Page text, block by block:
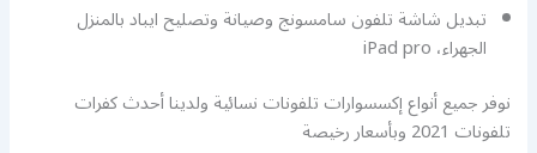
تبديل شاشة تلفون سامسونج وصيانة وتصليح ايباد بالمنزل
الجهراء، iPad pro
نوفر جميع أنواع إكسسوارات تلفونات نسائية ولدينا أحدث كفرات
تلفونات 2021 وبأسعار رخيصة